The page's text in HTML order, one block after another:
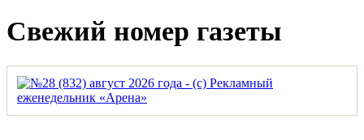
Свежий номер газеты